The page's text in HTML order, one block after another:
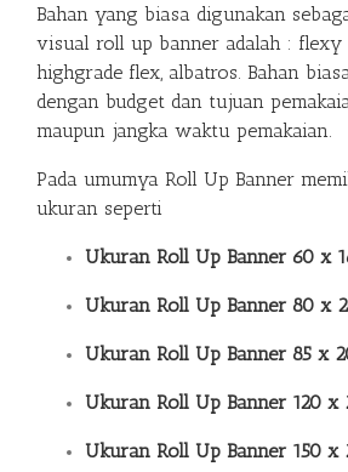
Bahan yang biasa digunakan
visual roll up banner adalah : flexy
highgrade flex, albatros. Bahan
dengan budget dan tujuan
maupun jangka waktu pemakaian.
Pada umumya Roll Up Banner
ukuran seperti
Ukuran Roll Up Banner 60 x
Ukuran Roll Up Banner 80 x
Ukuran Roll Up Banner 85 x
Ukuran Roll Up Banner 120 x
Ukuran Roll Up Banner 150 x